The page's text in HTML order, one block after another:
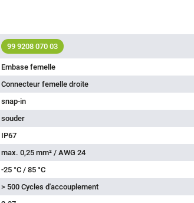
99 9208 070 03
Embase femelle
Connecteur femelle droite
snap-in
souder
IP67
max. 0,25 mm² / AWG 24
-25 °C / 85 °C
> 500 Cycles d'accouplement